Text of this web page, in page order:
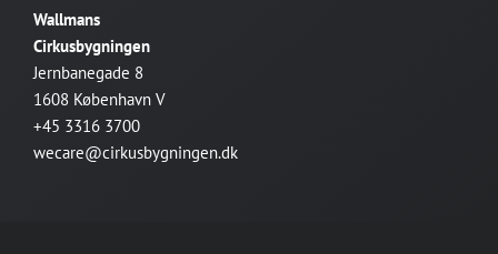
Wallmans
Cirkusbygningen
Jernbanegade 8
1608 København V
+45 3316 3700
wecare@cirkusbygningen.dk